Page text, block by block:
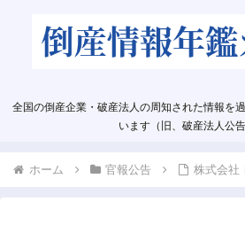
全国の倒産企業・破産法人の周知された情報を
います（旧、破産法人公告
ホーム 官報公告 株式会社